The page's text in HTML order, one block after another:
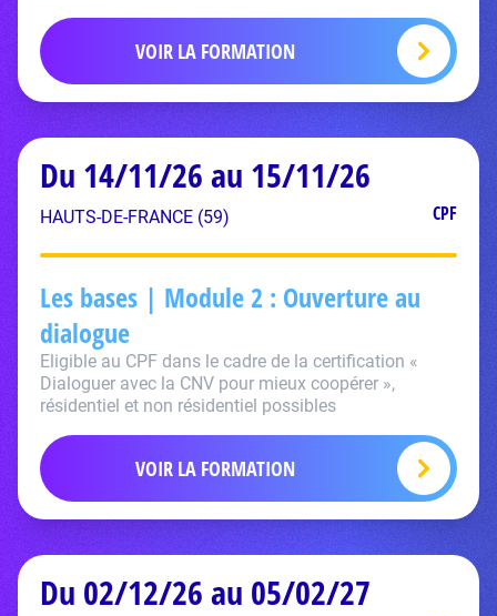
VOIR LA FORMATION
Du 14/11/26 au 15/11/26
HAUTS-DE-FRANCE (59) CPF
Les bases | Module 2 : Ouverture au
dialogue
Eligible au CPF dans le cadre de la certification «
Dialoguer avec la CNV pour mieux coopérer »,
résidentiel et non résidentiel possibles
VOIR LA FORMATION
Du 02/12/26 au 05/02/27